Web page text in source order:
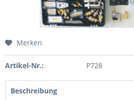
Merken
Artikel-Nr.: P728
Beschreibung